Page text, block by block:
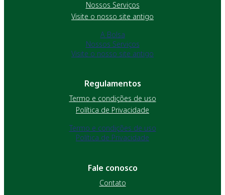
Nossos Serviços
Visite o nosso site antigo
A Bolsa
Nossos Serviços
Visite o nosso site antigo
Regulamentos
Termo e condições de uso
Política de Privacidade
Termo e condições de uso
Política de Privacidade
Fale conosco
Contato